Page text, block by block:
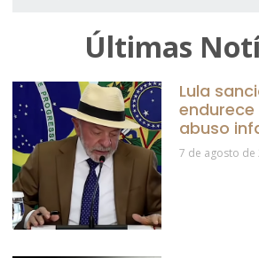
Últimas
Lula
abuso
7 de agosto de